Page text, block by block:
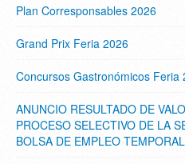
Plan Corresponsables 2026
Grand Prix Feria 2026
Concursos Gastronómicos Feria
ANUNCIO RESULTADO DE
PROCESO SELECTIVO DE LA
BOLSA DE EMPLEO